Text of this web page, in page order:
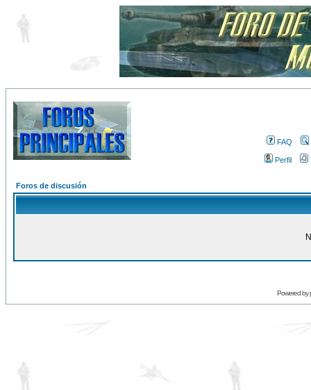
FAQ
Perfil
Foros de discusión
Powered by